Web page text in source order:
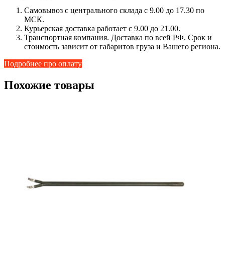
Самовывоз с центрального склада с 9.00 до 17.30 по
МСК.
Курьерская доставка работает с 9.00 до 21.00.
Транспортная компания. Доставка по всей РФ. Срок и
стоимость зависит от габаритов груза и Вашего региона.
Подробнее про оплату
Похожие товары